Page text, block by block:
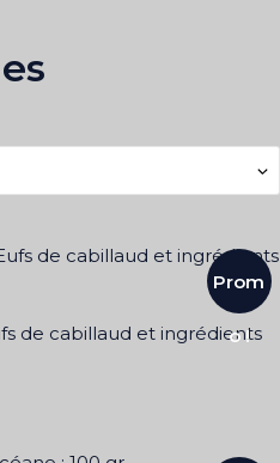
Prom
o !
de cabillaud et ingrédients